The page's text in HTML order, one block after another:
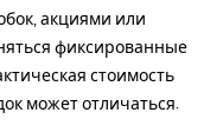
акциями или
фиксированные
стоимость
может отличаться.